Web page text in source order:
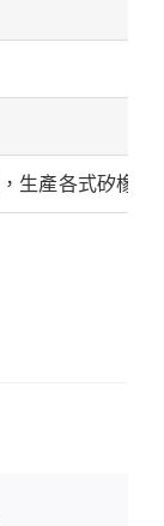
生產各式矽橡